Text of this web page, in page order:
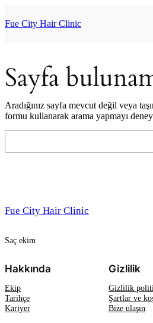
geç
Fue City Hair Clinic
Sayfa
Aradığınız sayfa mevcut değil veya
formu kullanarak arama yapmayı
Fue City Hair Clinic
Saç ekim
Hakkında
Ekip
Tarihçe
Kariyer
Gizlilik
Gizlilik
Şartlar ve
Bize ulaşın